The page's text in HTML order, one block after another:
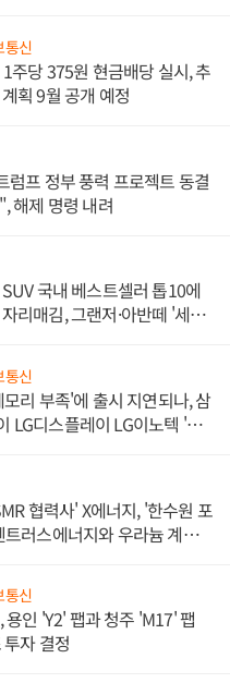
통신
주당 375원 현금배당 실시, 추
획 9월 공개 예정
럼프 정부 풍력 프로젝트 동결
해제 명령 내려
국내 베스트셀러 톱10에
리매김, 그랜저·아반떼 '세단
통신
리 부족'에 출시 지연되나, 삼
LG디스플레이 LG이노텍 '탈
협력사' X에너지, '한수원 포
러스에너지와 우라늄 계약
통신
용인 'Y2' 팹과 청주 'M17' 팹
자 결정